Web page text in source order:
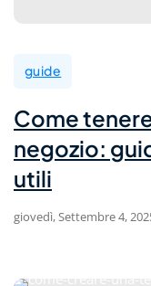
guide
Come
negozio:
utili
giovedì, Settembre 4,